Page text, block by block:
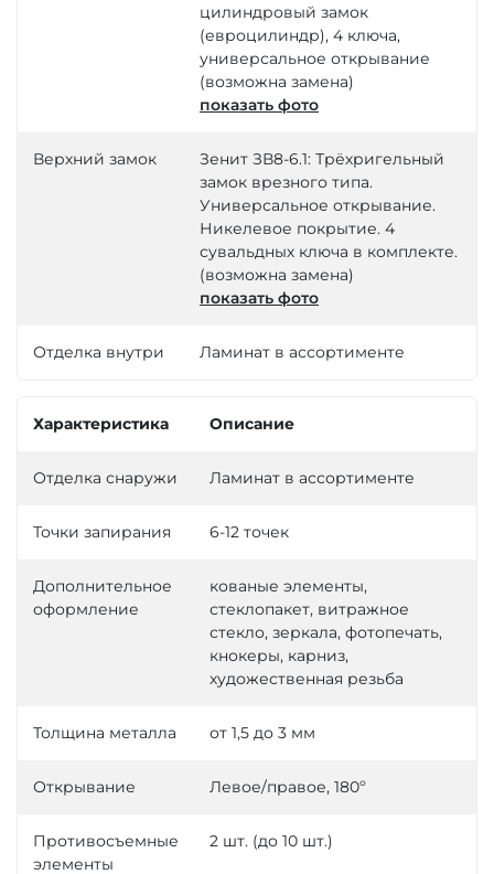
цилиндровый замок
(евроцилиндр), 4 ключа,
универсальное открывание
(возможна замена)
показать фото
Верхний замок
Зенит ЗВ8-6.1: Трёхригельный
замок врезного типа.
Универсальное открывание.
Никелевое покрытие. 4
сувальдных ключа в комплекте.
(возможна замена)
показать фото
Отделка внутри Ламинат в ассортименте
Характеристика Описание
Отделка снаружи Ламинат в ассортименте
Точки запирания 6-12 точек
Дополнительное
оформление
кованые элементы,
стеклопакет, витражное
стекло, зеркала, фотопечать,
кнокеры, карниз,
художественная резьба
Толщина металла от 1,5 до 3 мм
Открывание Левое/правое, 180º
Противосъемные
элементы
2 шт. (до 10 шт.)